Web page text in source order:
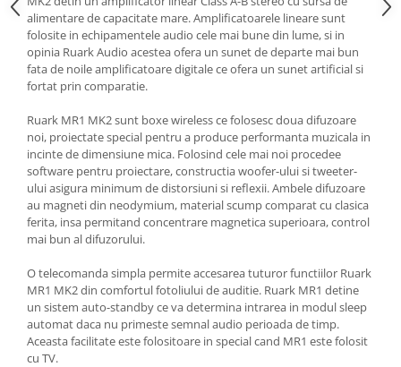
alimentare de capacitate mare. Amplificatoarele lineare sunt
folosite in echipamentele audio cele mai bune din lume, si in
opinia Ruark Audio acestea ofera un sunet de departe mai bun
fata de noile amplificatoare digitale ce ofera un sunet artificial si
fortat prin comparatie.
Ruark MR1 MK2 sunt boxe wireless ce folosesc doua difuzoare
noi, proiectate special pentru a produce performanta muzicala in
incinte de dimensiune mica. Folosind cele mai noi procedee
software pentru proiectare, constructia woofer-ului si tweeter-
ului asigura minimum de distorsiuni si reflexii. Ambele difuzoare
au magneti din neodymium, material scump comparat cu clasica
ferita, insa permitand concentrare magnetica superioara, control
mai bun al difuzorului.
O telecomanda simpla permite accesarea tuturor functiilor Ruark
MR1 MK2 din comfortul fotoliului de auditie. Ruark MR1 detine
un sistem auto-standby ce va determina intrarea in modul sleep
automat daca nu primeste semnal audio perioada de timp.
Aceasta facilitate este folositoare in special cand MR1 este folosit
cu TV.